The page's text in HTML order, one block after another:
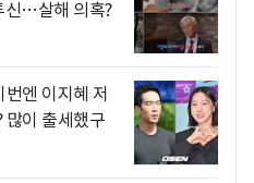
신…살해 의혹?
엔 이지혜 저
많이 출세했구